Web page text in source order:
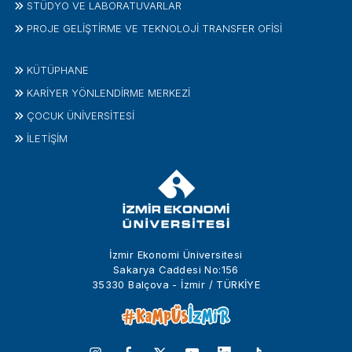
İzmir Ekonomi Üniversitesi
Sakarya Caddesi No:156
35330 Balçova - İzmir / TÜRKİYE
STÜDYO VE LABORATUVARLAR
PROJE GELIŞTIRME VE TEKNOLOJI TRANSFER OFISI
KÜTÜPHANE
KARİYER YÖNLENDİRME MERKEZİ
ÇOCUK ÜNIVERSITESI
İLETIŞIM